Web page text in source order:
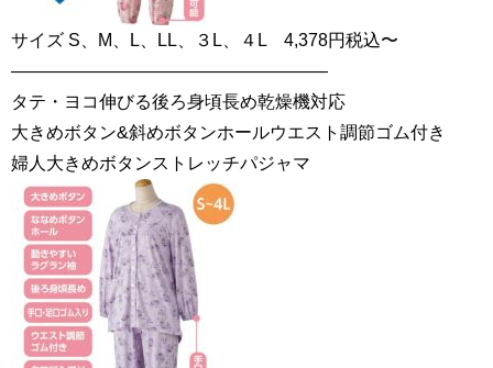
サイズ S、M、L、LL、３L、４L 4,378円税込〜
——————————————————
タテ・ヨコ伸びる後ろ身頃長め乾燥機対応
大きめボタン&斜めボタンホールウエスト調節ゴム付き
婦人大きめボタンストレッチパジャマ